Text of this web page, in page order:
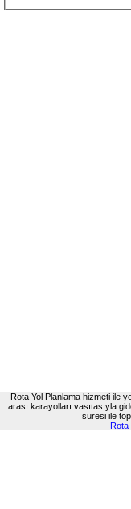
Rota Yol Planlama hizmeti ile
arası karayolları vasıtasıyla
süresi ile
Rota